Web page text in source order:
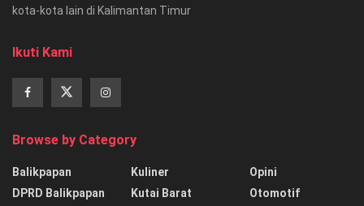
kota-kota lain di Kalimantan Timur
Ikuti Kami
Browse by Category
Balikpapan
DPRD Balikpapan
Kuliner
Kutai Barat
Opini
Otomotif